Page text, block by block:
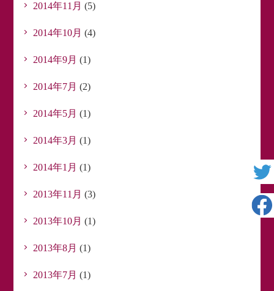
2014年11月 (5)
2014年10月 (4)
2014年9月 (1)
2014年7月 (2)
2014年5月 (1)
2014年3月 (1)
2014年1月 (1)
2013年11月 (3)
2013年10月 (1)
2013年8月 (1)
2013年7月 (1)